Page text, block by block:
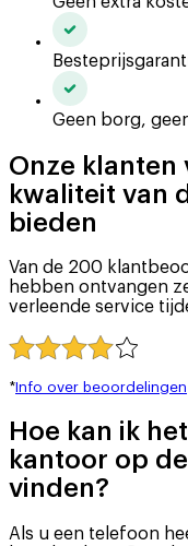
Geen borg,
Onze klanten
kwaliteit van
bieden
Van de 200
hebben ontvangen
verleende service
*Info over beoordelingen
Hoe kan ik
kantoor op
vinden?
Als u een telefoon